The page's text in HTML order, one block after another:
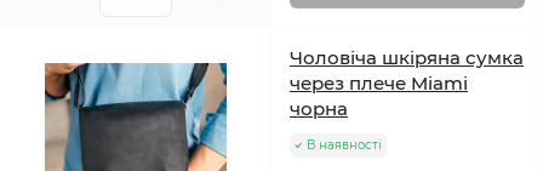
Чоловіча шкіряна сумка
через плече Miami
чорна
В наявності